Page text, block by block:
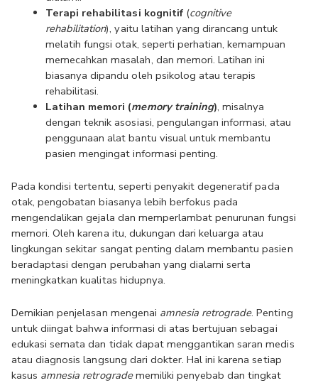
Terapi rehabilitasi kognitif (cognitive
rehabilitation), yaitu latihan yang dirancang untuk
melatih fungsi otak, seperti perhatian, kemampuan
memecahkan masalah, dan memori. Latihan ini
biasanya dipandu oleh psikolog atau terapis
rehabilitasi.
Latihan memori (memory training), misalnya
dengan teknik asosiasi, pengulangan informasi, atau
penggunaan alat bantu visual untuk membantu
pasien mengingat informasi penting.
Pada kondisi tertentu, seperti penyakit degeneratif pada
otak, pengobatan biasanya lebih berfokus pada
mengendalikan gejala dan memperlambat penurunan fungsi
memori. Oleh karena itu, dukungan dari keluarga atau
lingkungan sekitar sangat penting dalam membantu pasien
beradaptasi dengan perubahan yang dialami serta
meningkatkan kualitas hidupnya.
Demikian penjelasan mengenai amnesia retrograde. Penting
untuk diingat bahwa informasi di atas bertujuan sebagai
edukasi semata dan tidak dapat menggantikan saran medis
atau diagnosis langsung dari dokter. Hal ini karena setiap
kasus amnesia retrograde memiliki penyebab dan tingkat